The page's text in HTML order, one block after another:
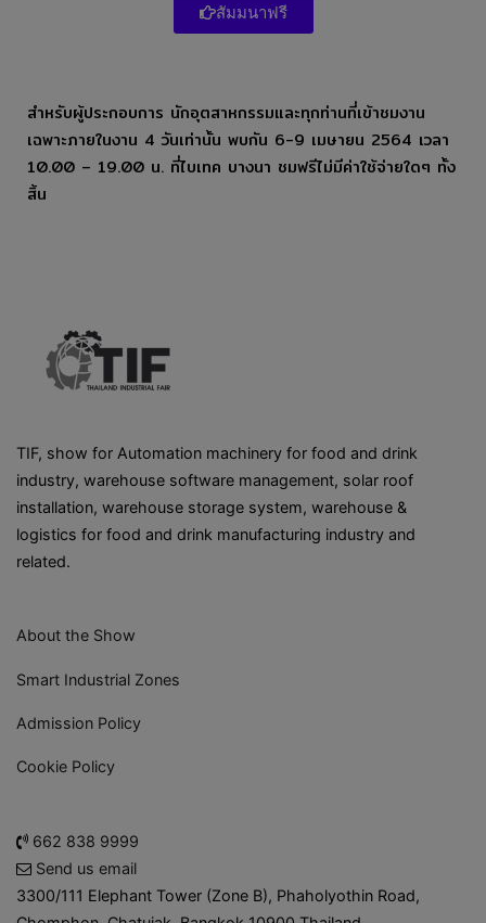
สัมมนาฟรี
สำหรับผู้ประกอบการ นักอุตสาหกรรมและทุกท่านที่เข้าชมงาน
เฉพาะภายในงาน 4 วันเท่านั้น พบกัน 6-9 เมษายน 2564 เวลา
10.00 – 19.00 น. ที่ไบเทค บางนา ชมฟรีไม่มีค่าใช้จ่ายใดๆ ทั้ง
สิ้น
TIF, show for Automation machinery for food and drink
industry, warehouse software management, solar roof
installation, warehouse storage system, warehouse &
logistics for food and drink manufacturing industry and
related.
About the Show
Smart Industrial Zones
Admission Policy
Cookie Policy
662 838 9999
Send us email
3300/111 Elephant Tower (Zone B), Phaholyothin Road,